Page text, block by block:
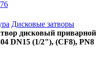
Дисковые затворы
дисковый приварной
DN15 (1/2"), (CF8), PN8